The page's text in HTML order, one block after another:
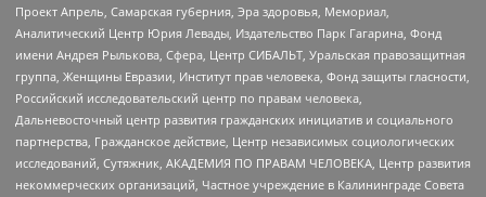
Проект Апрель, Самарская губерния, Эра здоровья, Мемориал,
Аналитический Центр Юрия Левады, Издательство Парк Гагарина, Фонд
имени Андрея Рылькова, Сфера, Центр СИБАЛЬТ, Уральская правозащитная
группа, Женщины Евразии, Институт прав человека, Фонд защиты гласности,
Российский исследовательский центр по правам человека,
Дальневосточный центр развития гражданских инициатив и социального
партнерства, Гражданское действие, Центр независимых социологических
исследований, Сутяжник, АКАДЕМИЯ ПО ПРАВАМ ЧЕЛОВЕКА, Центр развития
некоммерческих организаций, Частное учреждение в Калининграде Совета